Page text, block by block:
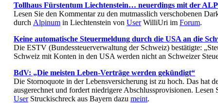
Tollhaus Fürstentum Liechtenstein… neuerdings mit der
Lesen Sie den Kommentar zu den mutmasslich verschobenen
durch Alpinum in Liechtenstein von UserWilliUri im Forum.
Keine automatische Steuermeldung durch die USA an die
Die ESTV (Bundessteuerverwaltung der Schweiz) bestätigte:
Schweiz mit Konten in den USA werden nicht an Schweizer
BdV: „Die meisten Leben-Verträge werden gekündigt“
Die Stornoquote in der Lebensversicherung ist zu hoch. Das hat
ausgerechnet und fordert niedrigere Abschlussprovisionen. Lesen
UserStruckischreck aus Bayern dazu meint.